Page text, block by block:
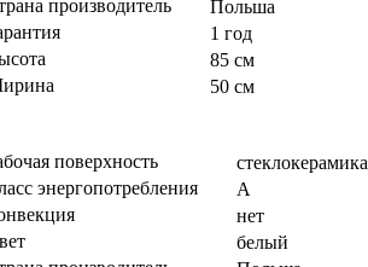
производитель
Польша
1 год
85 см
50 см
поверхность
стеклокерамика
энергопотребления
A
нет
белый